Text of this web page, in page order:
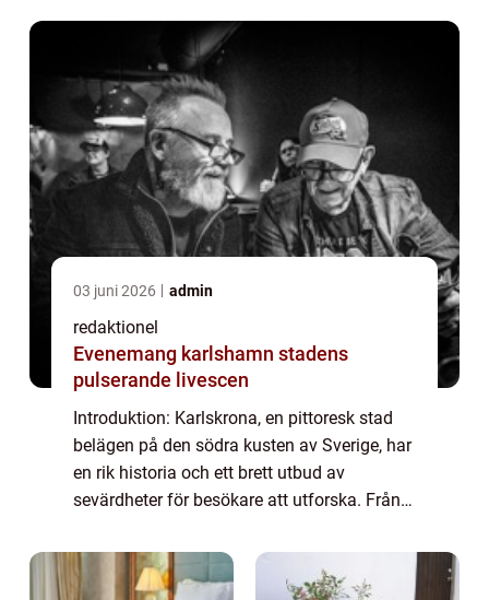
03 juni 2026 admin
redaktionel
Evenemang karlshamn stadens
pulserande livescen
Introduktion: Karlskrona, en pittoresk stad
belägen på den södra kusten av Sverige, har
en rik historia och ett brett utbud av
sevärdheter för besökare att utforska. Från
naturlandskap, erbjuder staden en mängd
olika ...